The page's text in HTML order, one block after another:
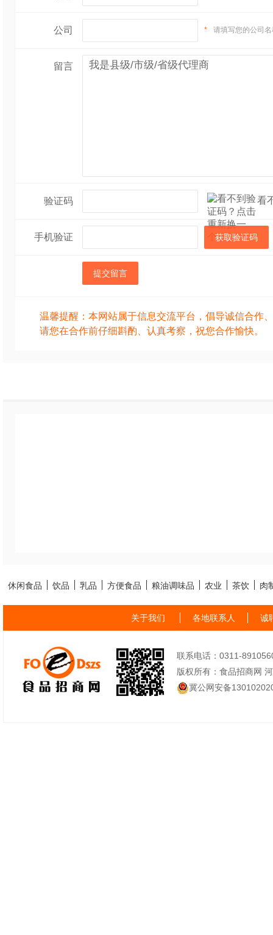
公司 * 请填写您的公司
留言
验证码 看
手机验证 获取验证码
提交留言
温馨提醒：本网站属于信息交流平台，倡导诚信合作
请您在合作前仔细斟酌、认真考察，祝您合作愉快。
休闲食品 饮品 乳品 方便食品 粮油调味品 农业 茶饮 肉
关于我们 各地联系人 诚
联系电话：0311-
版权所有：食品招商网
冀公网安备